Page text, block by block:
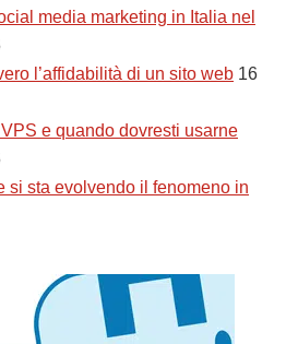
media marketing in Italia nel
l’affidabilità di un sito web 16
e quando dovresti usarne
si sta evolvendo il fenomeno in